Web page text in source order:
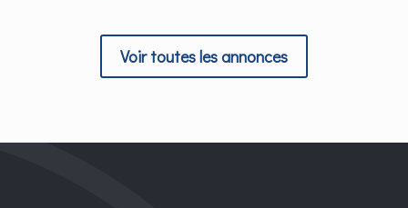
Voir toutes les annonces